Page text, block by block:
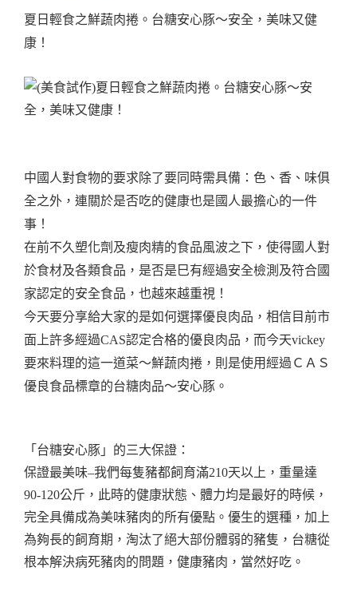
夏日輕食之鮮蔬肉捲。台糖安心豚～安全，美味又健
康！
中國人對食物的要求除了要同時需具備：色 、 香 、 味俱
全之外，連關於是否吃的健康也是國人最擔心的一件
事！
在前不久塑化劑及瘦肉精的食品風波之下，使得國人對
於食材及各類食品，是否是巳有經過安全檢測及符合國
家認定的安全食品，也越來越重視！
今天要分享給大家的是如何選擇優良肉品，相信目前市
面上許多經過CAS認定合格的優良肉品，而今天vickey
要來料理的這一道菜～鮮蔬肉捲，則是使用經過ＣＡＳ
優良食品標章的台糖肉品～安心豚。
「台糖安心豚」的三大保證：
保證最美味–我們每隻豬都飼育滿210天以上，重量達
90-120公斤，此時的健康狀態、體力均是最好的時候，
完全具備成為美味豬肉的所有優點。優生的選種，加上
為夠長的飼育期，淘汰了絕大部份體弱的豬隻，台糖從
根本解決病死豬肉的問題，健康豬肉，當然好吃。